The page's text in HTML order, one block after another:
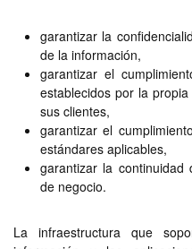
garantizar la
de la información,
garantizar el
establecidos por la
sus clientes,
garantizar el
estándares aplicables,
garantizar la
de negocio.
La infraestructura que